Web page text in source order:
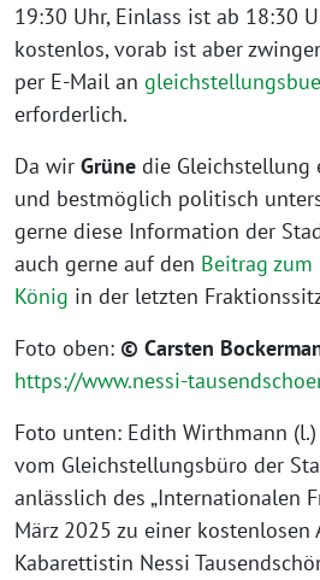
19:30 Uhr, Einlass ist ab 18:30
kostenlos, vorab ist aber
per E-Mail an
erforderlich.
Da wir Grüne die
und bestmöglich politisch
gerne diese Information der
auch gerne auf den Beitrag zum
König in der letzten
Foto oben: © Carsten
https://www.nessi-
Foto unten: Edith Wirthmann
vom Gleichstellungsbüro der
anlässlich des „Internationalen
März 2025 zu einer
Kabarettistin Nessi